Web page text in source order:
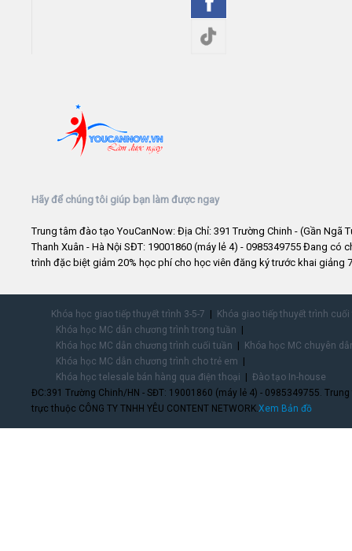
Hãy để chúng tôi giúp bạn làm được ngay
Trung tâm đào tạo YouCanNow: Địa Chỉ: 391 Trường Chinh - (Gần Ngã
Thanh Xuân - Hà Nội SĐT: 19001860 (máy lẻ 4) - 0985349755 Đang có
trình đặc biệt giảm 20% học phí cho học viên đăng ký trước khai giảng
Khóa học giao tiếp thuyết trình 3-5-7
Khóa giao tiếp thuyết trình
Khóa học MC dẫn chương trình trong tuần
Khóa học MC dẫn chương trình cuối tuần
Khóa học MC chuyên
Khóa học MC dẫn chương trình cho trẻ em
Khóa học telesale bán hàng qua điện thoại
Đào tạo In-house
ĐC:391 Trường Chinh/HN - SĐT: 19001860 (máy lẻ 4) - 0985349755.
trực thuộc CÔNG TY TNHH YÊU CONTENT NETWORK.Xem Bản đồ